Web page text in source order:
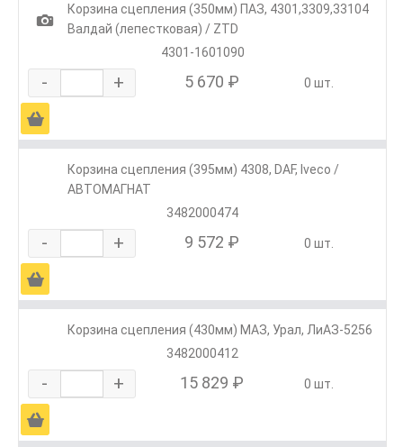
1
Корзина сцепления (350мм) ПАЗ, 4301,3309,33104
Валдай (лепестковая) / ZTD
4301-1601090
- + 5 670 ₽ 0 шт.
Ä
Корзина сцепления (395мм) 4308, DAF, Iveco /
АВТОМАГНАТ
3482000474
- + 9 572 ₽ 0 шт.
Ä
Корзина сцепления (430мм) МАЗ, Урал, ЛиАЗ-5256
3482000412
- + 15 829 ₽ 0 шт.
Ä